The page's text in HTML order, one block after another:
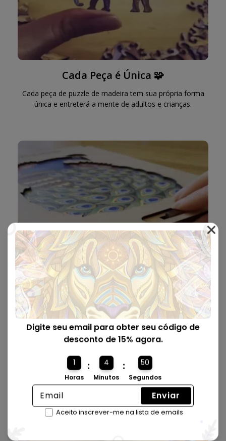
Cada Peça é Única 🧩
Cada peça de puzzle de madeira tem sua própria forma
única e entreterá a mente de adultos e crianças.
Vem em uma Caixa Premium 🎁
Nossas caixas são lindamente projetadas com um
mecanismo de travamento e no tamanho perfeito para
serem enviadas como presente.
Digite seu email para obter seu código de
desconto de 15% agora.
1
Horas
: 4
Minutos
: 49
Segundos
Enviar
Aceito inscrever-me na lista de emails